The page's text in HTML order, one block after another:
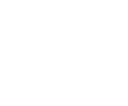
অফ সাদাকাহ কর্তৃক
আমতৈল গ্রামে তিনটি